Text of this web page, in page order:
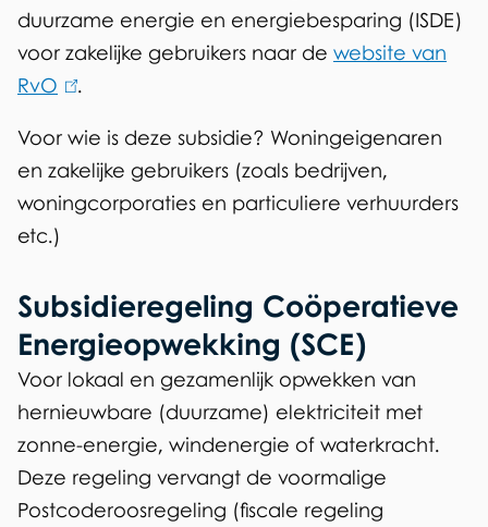
)
duurzame energie en energiebesparing (ISDE)
voor zakelijke gebruikers naar de website van
RvO
i
n
k
i
e
x
t
e
r
n
)
.
Voor wie is deze subsidie? Woningeigenaren
en zakelijke gebruikers (zoals bedrijven,
woningcorporaties en particuliere verhuurders
etc.)
Subsidieregeling Coöperatieve
Energieopwekking (SCE)
Voor lokaal en gezamenlijk opwekken van
hernieuwbare (duurzame) elektriciteit met
zonne-energie, windenergie of waterkracht.
Deze regeling vervangt de voormalige
Postcoderoosregeling (fiscale regeling